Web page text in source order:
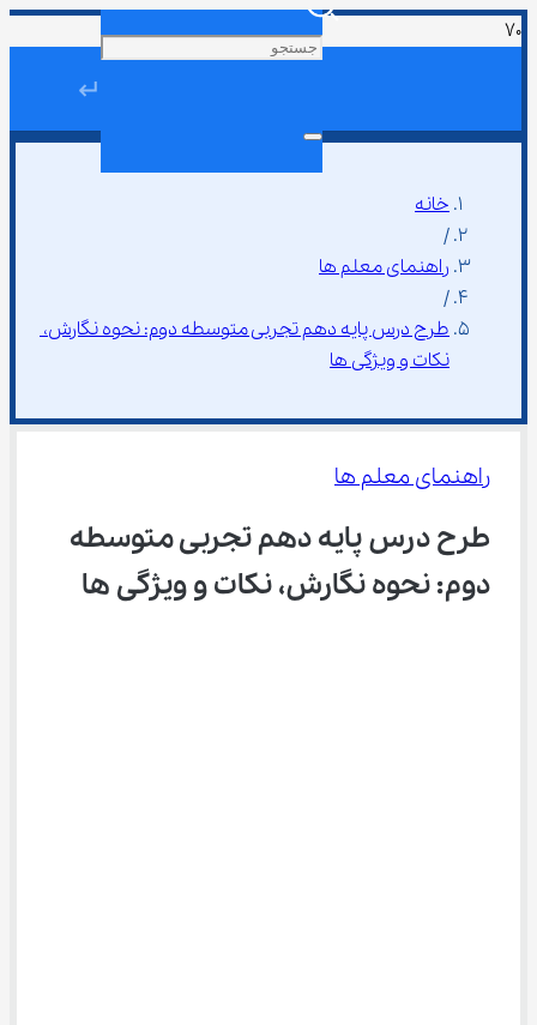
↵
خانه
/
راهنمای معلم ها
/
طرح درس پایه دهم تجربی متوسطه دوم: نحوه نگارش،
نکات و ویژگی‌ ها
راهنمای معلم ها
طرح درس پایه دهم تجربی متوسطه
دوم: نحوه نگارش، نکات و ویژگی‌ ها